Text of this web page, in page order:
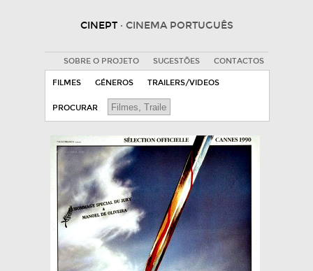
CINEPT · CINEMA PORTUGUÊS
SOBRE O PROJETO SUGESTÕES CONTACTOS
FILMES GÉNEROS TRAILERS/VIDEOS
PROCURAR